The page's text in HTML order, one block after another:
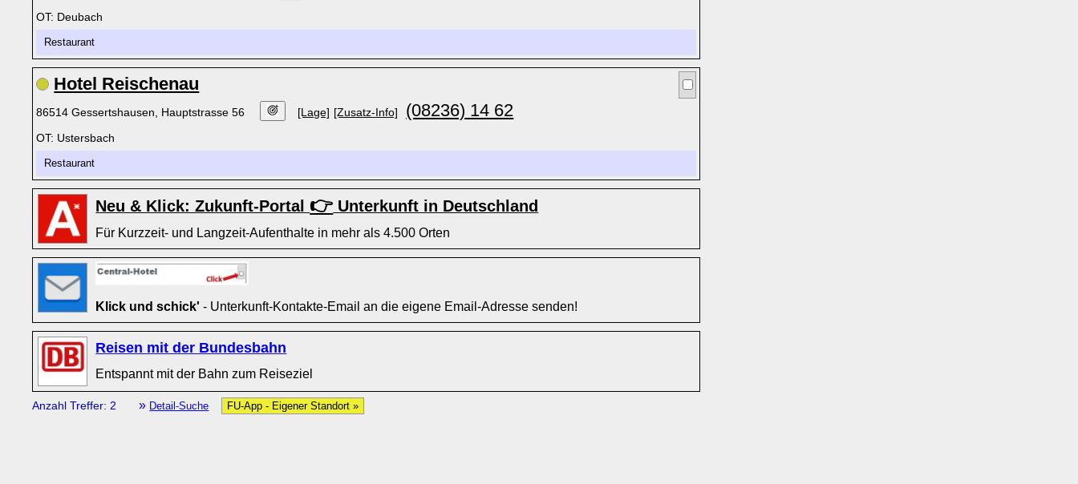
OT: Deubach
Restaurant
Hotel Reischenau
86514 Gessertshausen, Hauptstrasse 56 [Lage] [Zusatz-Info] (08236) 14 62
OT: Ustersbach
Restaurant
Neu & Klick: Zukunft-Portal 👉 Unterkunft in Deutschland
Für Kurzzeit- und Langzeit-Aufenthalte in mehr als 4.500 Orten
Klick und schick' - Unterkunft-Kontakte-Email an die eigene Email-Adresse senden!
Reisen mit der Bundesbahn
Entspannt mit der Bahn zum Reiseziel
Anzahl Treffer: 2 » Detail-Suche FU-App - Eigener Standort »